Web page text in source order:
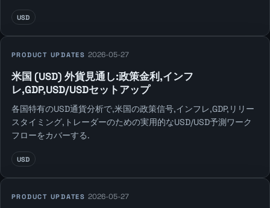
USD
PRODUCT UPDATES 2026-05-27
米国 (USD) 外貨見通し:政策金利,インフ
レ,GDP,USD/USDセットアップ
各国特有のUSD通貨分析で,米国の政策信号,インフレ,GDP,リリー
スタイミング,トレーダーのための実用的なUSD/USD予測ワーク
フローをカバーする.
USD
PRODUCT UPDATES 2026-05-27